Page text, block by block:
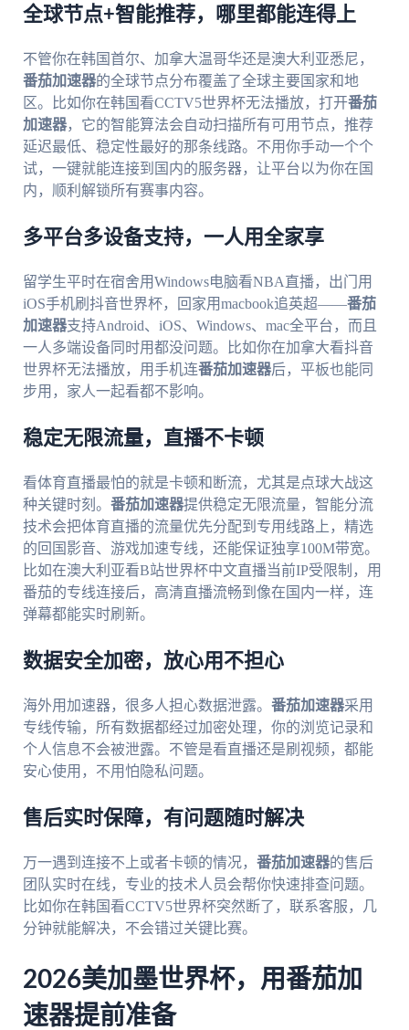
全球节点+智能推荐，哪里都能连得上
不管你在韩国首尔、加拿大温哥华还是澳大利亚悉尼，
番茄加速器的全球节点分布覆盖了全球主要国家和地
区。比如你在韩国看CCTV5世界杯无法播放，打开番茄
加速器，它的智能算法会自动扫描所有可用节点，推荐
延迟最低、稳定性最好的那条线路。不用你手动一个个
试，一键就能连接到国内的服务器，让平台以为你在国
内，顺利解锁所有赛事内容。
多平台多设备支持，一人用全家享
留学生平时在宿舍用Windows电脑看NBA直播，出门用
iOS手机刷抖音世界杯，回家用macbook追英超——番茄
加速器支持Android、iOS、Windows、mac全平台，而且
一人多端设备同时用都没问题。比如你在加拿大看抖音
世界杯无法播放，用手机连番茄加速器后，平板也能同
步用，家人一起看都不影响。
稳定无限流量，直播不卡顿
看体育直播最怕的就是卡顿和断流，尤其是点球大战这
种关键时刻。 番茄加速器提供稳定无限流量，智能分流
技术会把体育直播的流量优先分配到专用线路上，精选
的回国影音、游戏加速专线，还能保证独享100M带宽。
比如在澳大利亚看B站世界杯中文直播当前IP受限制，用
番茄的专线连接后，高清直播流畅到像在国内一样，连
弹幕都能实时刷新。
数据安全加密，放心用不担心
海外用加速器，很多人担心数据泄露。 番茄加速器采用
专线传输，所有数据都经过加密处理，你的浏览记录和
个人信息不会被泄露。不管是看直播还是刷视频，都能
安心使用，不用怕隐私问题。
售后实时保障，有问题随时解决
万一遇到连接不上或者卡顿的情况， 番茄加速器的售后
团队实时在线，专业的技术人员会帮你快速排查问题。
比如你在韩国看CCTV5世界杯突然断了，联系客服，几
分钟就能解决，不会错过关键比赛。
2026美加墨世界杯，用番茄加
速器提前准备